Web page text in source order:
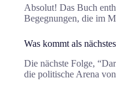
Absolut! Das Buch
Begegnungen, die im
Was kommt als
Die nächste Folge,
die politische Arena